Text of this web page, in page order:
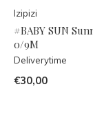
Izipizi
#BABY SUN
0/9M
Deliverytime
€30,00